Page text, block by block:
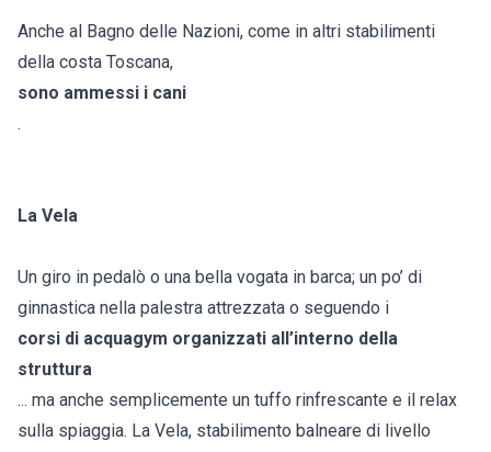
Anche al Bagno delle Nazioni, come in altri stabilimenti
della costa Toscana,
sono ammessi i cani
.
La Vela
Un giro in pedalò o una bella vogata in barca; un po’ di
ginnastica nella palestra attrezzata o seguendo i
corsi di acquagym organizzati all’interno della
struttura
... ma anche semplicemente un tuffo rinfrescante e il relax
sulla spiaggia. La Vela, stabilimento balneare di livello